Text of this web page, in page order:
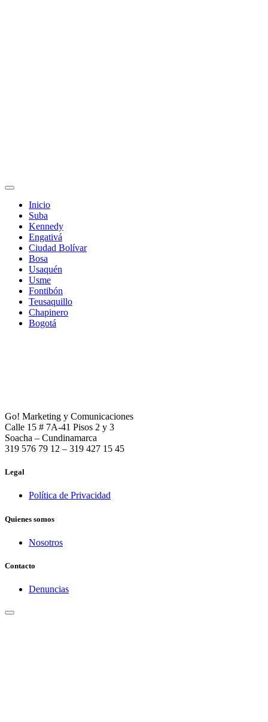
Inicio
Suba
Kennedy
Engativá
Ciudad Bolívar
Bosa
Usaquén
Usme
Fontibón
Teusaquillo
Chapinero
Bogotá
Go! Marketing y Comunicaciones
Calle 15 # 7A-41 Pisos 2 y 3
Soacha – Cundinamarca
319 576 79 12 – 319 427 15 45
Legal
Política de Privacidad
Quienes somos
Nosotros
Contacto
Denuncias